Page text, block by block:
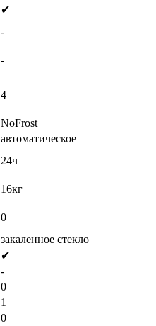
✔
-
-
4
NoFrost
автоматическое
24ч
16кг
0
закаленное стекло
✔
-
0
1
0